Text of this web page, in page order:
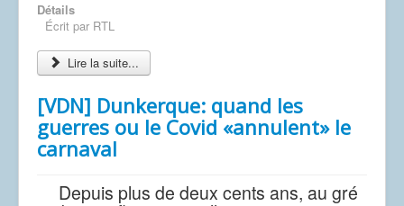
Détails
Écrit par RTL
Lire la suite...
[VDN] Dunkerque: quand les
guerres ou le Covid «annulent» le
carnaval
Depuis plus de deux cents ans, au gré